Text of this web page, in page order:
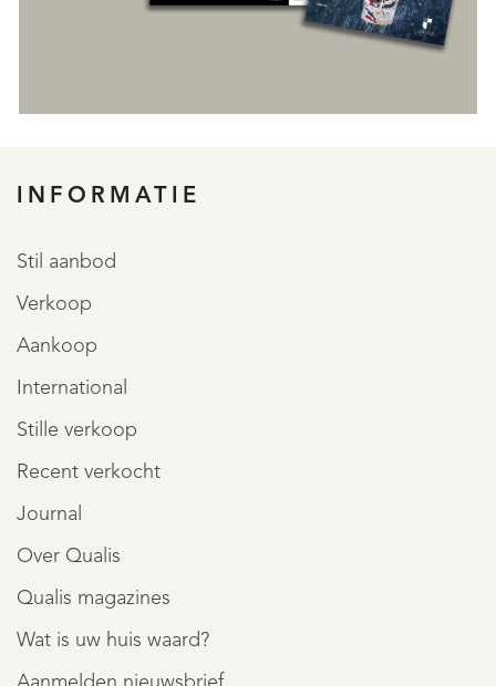
INFORMATIE
Stil aanbod
Verkoop
Aankoop
International
Stille verkoop
Recent verkocht
Journal
Over Qualis
Qualis magazines
Wat is uw huis waard?